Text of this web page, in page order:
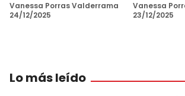
Vanessa Porras Valderrama
24/12/2025
Vanessa
23/12/2025
Lo más leído